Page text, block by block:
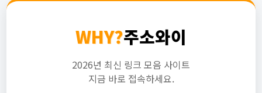
WHY?주소와이
2026년 최신 링크 모음 사이트
지금 바로 접속하세요.